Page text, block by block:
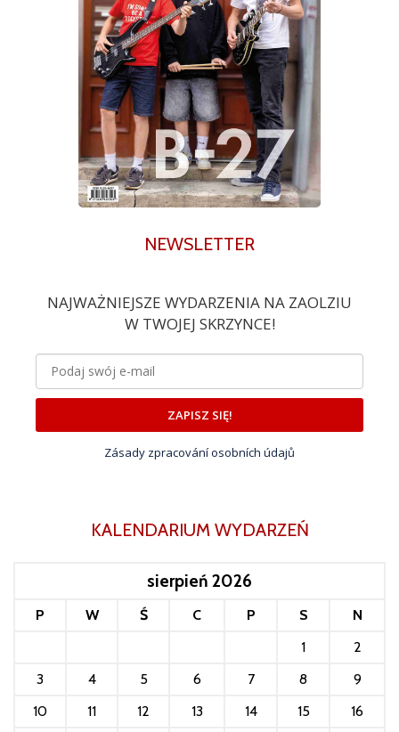
NEWSLETTER
NAJWAŻNIEJSZE WYDARZENIA NA ZAOLZIU
W TWOJEJ SKRZYNCE!
ZAPISZ SIĘ!
Zásady zpracování osobních údajů
KALENDARIUM WYDARZEŃ
sierpień 2026
P W Ś C P S
N
1
2
3
4 5 6 7 8
9
10
11 12 13 14 15
16